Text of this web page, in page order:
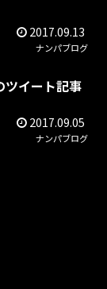
2017.09.13
ナンパブログ
イート記事
2017.09.05
ナンパブログ